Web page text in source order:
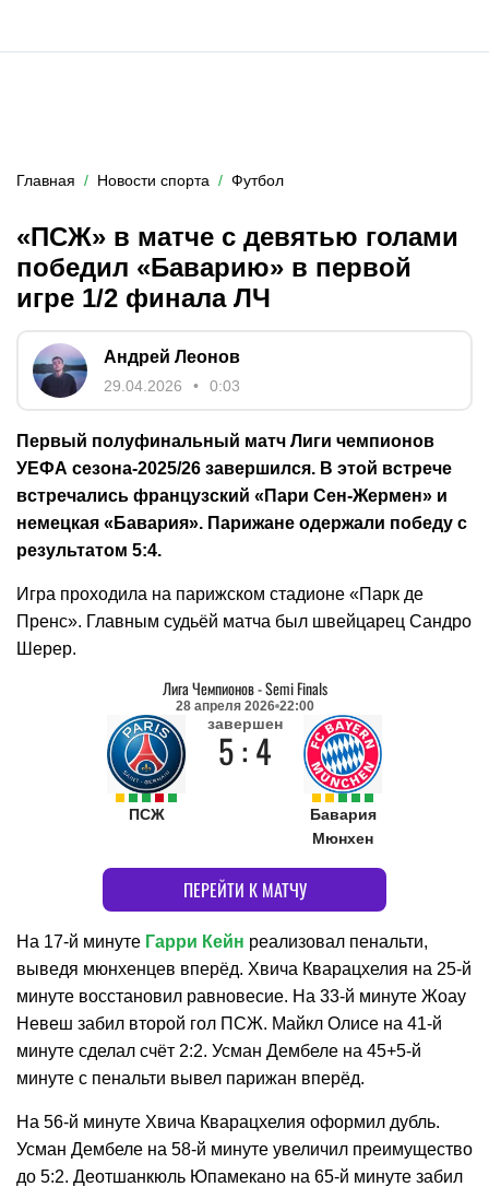
Главная Новости спорта Футбол
«ПСЖ» в матче с девятью голами
победил «Баварию» в первой
игре 1/2 финала ЛЧ
Андрей Леонов
29.04.2026 0:03
Первый полуфинальный матч Лиги чемпионов
УЕФА сезона-2025/26 завершился. В этой встрече
встречались французский «Пари Сен-Жермен» и
немецкая «Бавария». Парижане одержали победу с
результатом 5:4.
Игра проходила на парижском стадионе «Парк де
Пренс». Главным судьёй матча был швейцарец Сандро
Шерер.
Лига Чемпионов-Semi Finals
28 апреля 2026 22:00
ПСЖ
завершен
5 : 4
Бавария
Мюнхен
ПЕРЕЙТИ К МАТЧУ
На 17-й минуте Гарри Кейн реализовал пенальти,
выведя мюнхенцев вперёд. Хвича Кварацхелия на 25-й
минуте восстановил равновесие. На 33-й минуте Жоау
Невеш забил второй гол ПСЖ. Майкл Олисе на 41-й
минуте сделал счёт 2:2. Усман Дембеле на 45+5-й
минуте с пенальти вывел парижан вперёд.
На 56-й минуте Хвича Кварацхелия оформил дубль.
Усман Дембеле на 58-й минуте увеличил преимущество
до 5:2. Деотшанкюль Юпамекано на 65-й минуте забил